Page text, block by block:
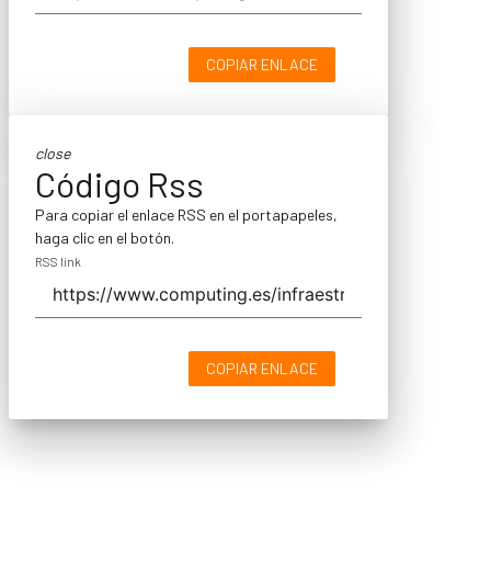
COPIAR ENLACE
close
Código Rss
Para copiar el enlace RSS en el portapapeles,
haga clic en el botón.
RSS link
COPIAR ENLACE